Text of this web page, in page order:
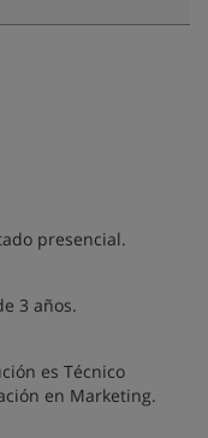
presencial.
3 años.
es Técnico
en Marketing.